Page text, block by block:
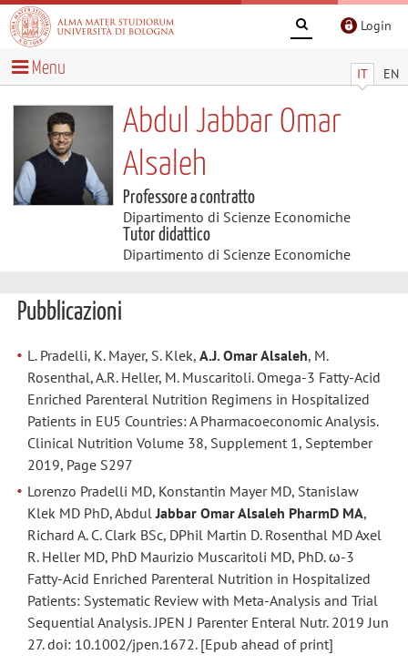
Login
IT EN
Menu
Abdul Jabbar Omar
Alsaleh
Professore a contratto
Dipartimento di Scienze Economiche
Tutor didattico
Dipartimento di Scienze Economiche
Pubblicazioni
L. Pradelli, K. Mayer, S. Klek, A.J. Omar Alsaleh, M.
Rosenthal, A.R. Heller, M. Muscaritoli. Omega-3 Fatty-Acid
Enriched Parenteral Nutrition Regimens in Hospitalized
Patients in EU5 Countries: A Pharmacoeconomic Analysis.
Clinical Nutrition Volume 38, Supplement 1, September
2019, Page S297
Lorenzo Pradelli MD, Konstantin Mayer MD, Stanislaw
Klek MD PhD, Abdul Jabbar Omar Alsaleh PharmD MA,
Richard A. C. Clark BSc, DPhil Martin D. Rosenthal MD Axel
R. Heller MD, PhD Maurizio Muscaritoli MD, PhD. ω-3
Fatty-Acid Enriched Parenteral Nutrition in Hospitalized
Patients: Systematic Review with Meta-Analysis and Trial
Sequential Analysis. JPEN J Parenter Enteral Nutr. 2019 Jun
27. doi: 10.1002/jpen.1672. [Epub ahead of print]